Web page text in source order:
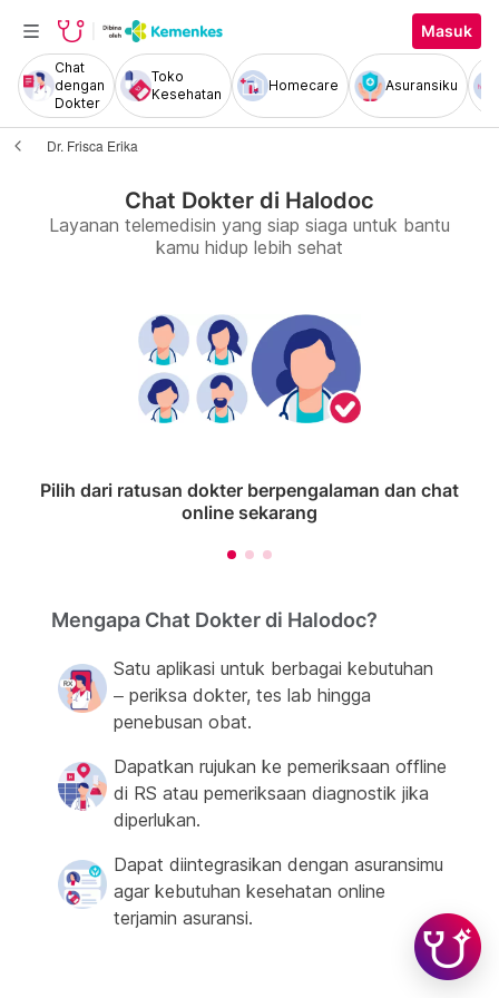
Masuk
Chat
dengan
Dokter
Toko
Kesehatan
Homecare Asuransiku
Dr. Frisca Erika
Chat Dokter di Halodoc
Layanan telemedisin yang siap siaga untuk bantu
kamu hidup lebih sehat
Pilih dari ratusan dokter berpengalaman dan chat
online sekarang
Mengapa Chat Dokter di Halodoc?
Satu aplikasi untuk berbagai kebutuhan
– periksa dokter, tes lab hingga
penebusan obat.
Dapatkan rujukan ke pemeriksaan offline
di RS atau pemeriksaan diagnostik jika
diperlukan.
Dapat diintegrasikan dengan asuransimu
agar kebutuhan kesehatan online
terjamin asuransi.